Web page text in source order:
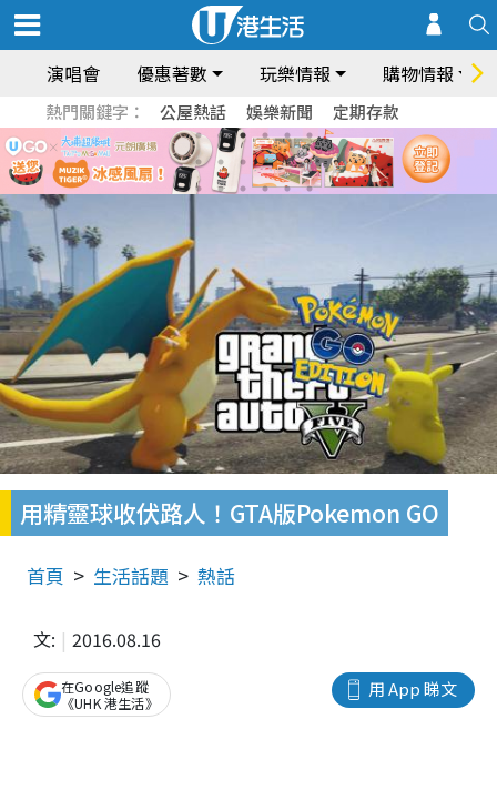
演唱會 優惠著數 玩樂情報 購物情報
熱門關鍵字： 公屋熱話 娛樂新聞 定期存款
用精靈球收伏路人！GTA版Pokemon GO
首頁 生活話題 熱話
文: 2016.08.16
用 App 睇文
在Google追蹤
《UHK 港生活》